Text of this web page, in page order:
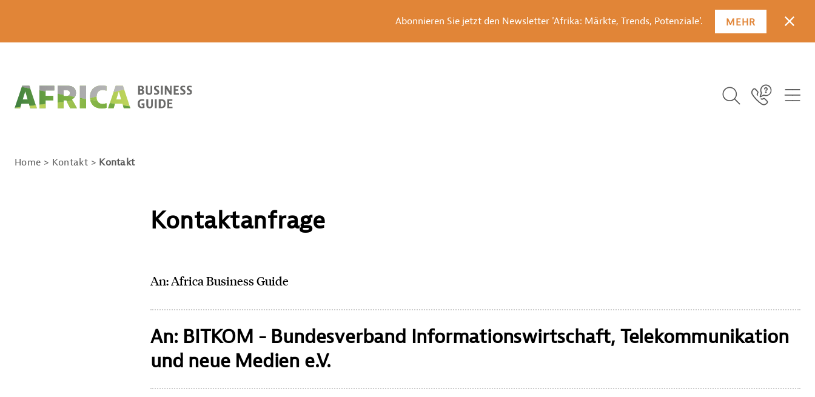
Abonnieren Sie jetzt den Newsletter 'Afrika: Märkte, Trends, Potenziale'. MEHR
ICON BUTTON
Suchbegriff
Icon Link
Home Kontakt Kontakt
Kontaktanfrage
An: Africa Business Guide
An: BITKOM - Bundesverband Informationswirtschaft, Telekommunikation
und neue Medien e.V.